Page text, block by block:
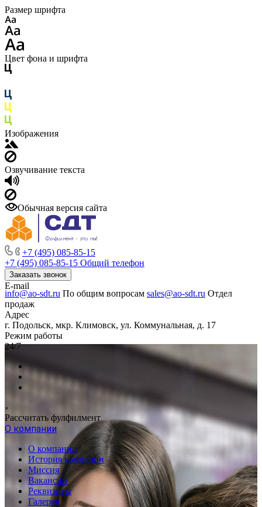
Размер шрифта
Цвет фона и шрифта
Изображения
Озвучивание текста
Обычная версия сайта
+7 (495) 085-85-15
+7 (495) 085-85-15 Общий телефон
Заказать звонок
E-mail
info@ao-sdt.ru По общим вопросам sales@ao-sdt.ru Отдел
продаж
Адрес
г. Подольск, мкр. Климовск, ул. Коммунальная, д. 17
Режим работы
24/7
Рассчитать фулфилмент
О компании
О компании
История компании
Миссия
Вакансии
Реквизиты
Галерея